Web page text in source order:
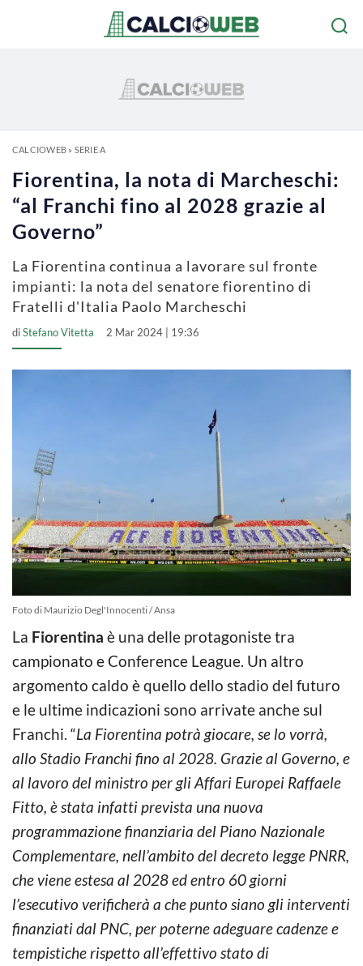
CALCIOWEB» SERIE A
Fiorentina, la nota di Marcheschi:
“al Franchi fino al 2028 grazie al
Governo”
La Fiorentina continua a lavorare sul fronte
impianti: la nota del senatore fiorentino di
Fratelli d'Italia Paolo Marcheschi
diStefano Vitetta 2 Mar 2024 | 19:36
Foto di Maurizio Degl'Innocenti / Ansa
La Fiorentina è una delle protagoniste tra
campionato e Conference League. Un altro
argomento caldo è quello dello stadio del futuro
e le ultime indicazioni sono arrivate anche sul
Franchi. “La Fiorentina potrà giocare, se lo vorrà,
allo Stadio Franchi fino al 2028. Grazie al Governo, e
al lavoro del ministro per gli Affari Europei Raffaele
Fitto, è stata infatti prevista una nuova
programmazione finanziaria del Piano Nazionale
Complementare, nell’ambito del decreto legge PNRR,
che viene estesa al 2028 ed entro 60 giorni
l’esecutivo verificherà a che punto siano gli interventi
finanziati dal PNC, per poterne adeguare cadenze e
tempistiche rispetto all’effettivo stato di